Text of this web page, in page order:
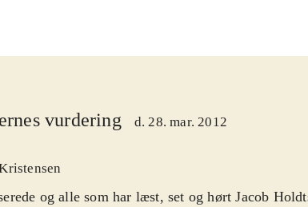
vurdering d. 28. mar. 2012
og alle som har læst, set og hørt Jacob